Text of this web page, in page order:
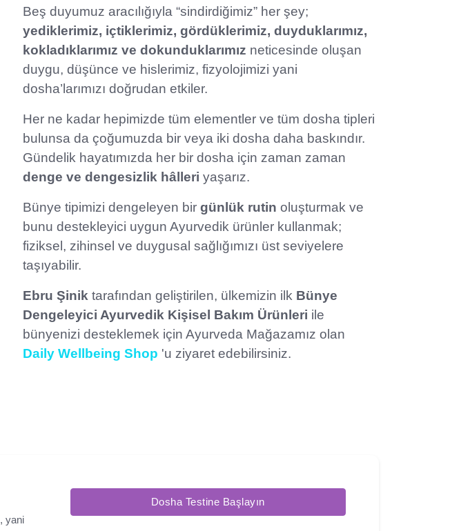
Beş duyumuz aracılığıyla “sindirdiğimiz” her şey;
yediklerimiz, içtiklerimiz, gördüklerimiz, duyduklarımız,
kokladıklarımız ve dokunduklarımız neticesinde oluşan
duygu, düşünce ve hislerimiz, fizyolojimizi yani
dosha’larımızı doğrudan etkiler.
Her ne kadar hepimizde tüm elementler ve tüm dosha tipleri
bulunsa da çoğumuzda bir veya iki dosha daha baskındır.
Gündelik hayatımızda her bir dosha için zaman zaman
denge ve dengesizlik hâlleri yaşarız.
Bünye tipimizi dengeleyen bir günlük rutin oluşturmak ve
bunu destekleyici uygun Ayurvedik ürünler kullanmak;
fiziksel, zihinsel ve duygusal sağlığımızı üst seviyelere
taşıyabilir.
Ebru Şinik tarafından geliştirilen, ülkemizin ilk Bünye
Dengeleyici Ayurvedik Kişisel Bakım Ürünleri ile
bünyenizi desteklemek için Ayurveda Mağazamız olan
Daily Wellbeing Shop 'u ziyaret edebilirsiniz.
, yani
Dosha Testine Başlayın